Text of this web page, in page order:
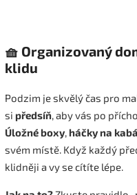
🧺 Organizovaný
klidu
Podzim je skvělý čas pro
si předsíň, aby vás po
Úložné boxy, háčky na
svém místě. Když každý
klidněji a vy se cítíte lépe.